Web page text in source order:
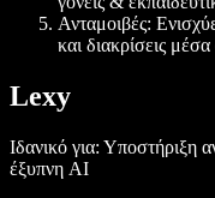
Ανταμοιβές:
και διακρίσεις
Lexy
Ιδανικό για: Υποστήριξη
έξυπνη AI